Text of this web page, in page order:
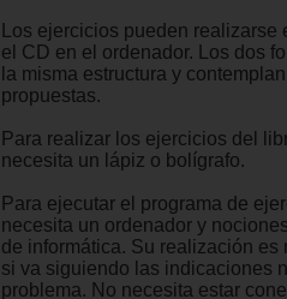
Los ejercicios pueden realizarse
el CD en el ordenador. Los dos
la misma estructura y
propuestas.
Para realizar los ejercicios del
necesita un lápiz o bolígrafo.
Para ejecutar el programa de
necesita un ordenador y
de informática. Su realización es
si va siguiendo las indicaciones
problema. No necesita estar